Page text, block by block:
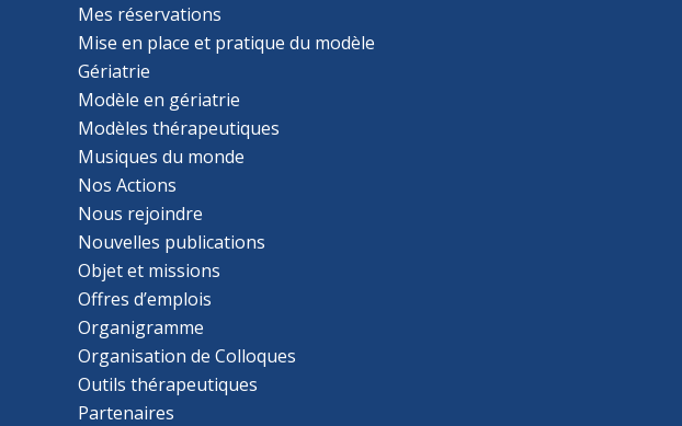
Mes réservations
Mise en place et pratique du modèle
Gériatrie
Modèle en gériatrie
Modèles thérapeutiques
Musiques du monde
Nos Actions
Nous rejoindre
Nouvelles publications
Objet et missions
Offres d’emplois
Organigramme
Organisation de Colloques
Outils thérapeutiques
Partenaires